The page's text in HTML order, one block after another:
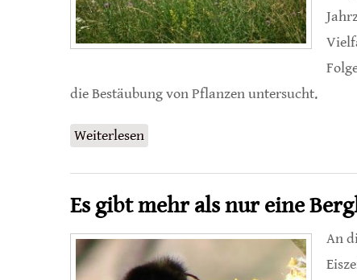
die Bestäubung von Pflanzen untersucht.
Weiterlesen
Es gibt mehr als nur eine
An